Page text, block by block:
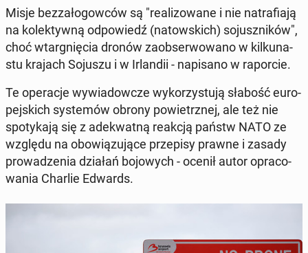
Misje bez­za­ło­gow­ców są "re­ali­zo­wa­ne i nie na­tra­fia­ją
na ko­lek­tyw­ną od­po­wiedź (na­tow­skich) so­jusz­ni­ków",
choć wtar­gnię­cia dronów za­ob­ser­wo­wa­no w kil­ku­na­
stu krajach Sojuszu i w Ir­lan­dii - na­pi­sa­no w ra­por­cie.
Te ope­ra­cje wy­wia­dow­cze wy­ko­rzy­stu­ją słabość eu­ro­
pej­skich sys­te­mów obrony po­wietrz­nej, ale też nie
spo­ty­ka­ją się z ade­kwat­ną reakcją państw NATO ze
względu na obo­wią­zu­ją­ce prze­pi­sy prawne i zasady
pro­wa­dze­nia działań bo­jo­wych - ocenił autor opra­co­
wa­nia Charlie Edwards.